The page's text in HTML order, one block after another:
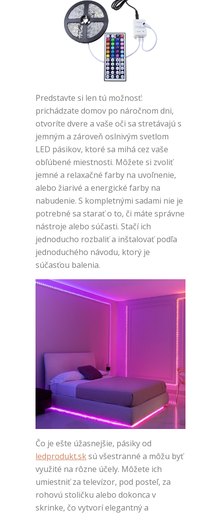
Predstavte si len tú možnosť:
prichádzate domov po náročnom dni,
otvoríte dvere a vaše oči sa stretávajú s
jemným a zároveň oslnivým svetlom
LED pásikov, ktoré sa mihá cez vaše
obľúbené miestnosti. Môžete si zvoliť
jemné a relaxačné farby na uvoľnenie,
alebo žiarivé a energické farby na
nabudenie. S kompletnými sadami nie je
potrebné sa starať o to, či máte správne
nástroje alebo súčasti. Stačí ich
jednoducho rozbaliť a inštalovať podľa
jednoduchého návodu, ktorý je
súčasťou balenia.
Čo je ešte úžasnejšie, pásiky od
ledprodukt.sksú všestranné a môžu byť
využité na rôzne účely. Môžete ich
umiestniť za televízor, pod posteľ, za
rohovú stoličku alebo dokonca v
skrinke, čo vytvorí elegantný a